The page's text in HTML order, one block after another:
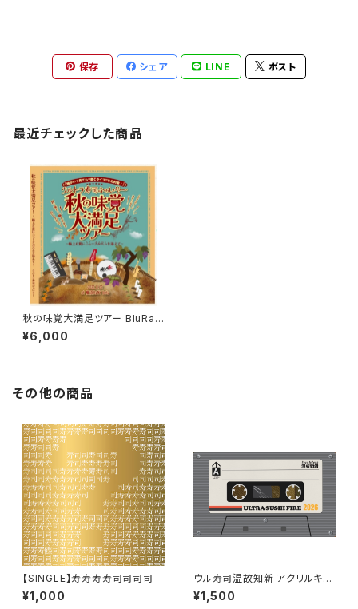
保存 シェア LINE ポスト
最近チェックした商品
秋の味覚大満足ツアー BluRay
at 横浜ReNY beta
¥6,000
その他の商品
【SINGLE】寿寿寿寿司司司司
¥1,000
ウル寿司温故知新 アクリルキー
ホルダー (ステッカー付き)
¥1,500